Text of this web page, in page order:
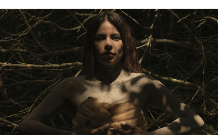
su competitividad mercantil y seguir reforzando
y reinvirtiendo en el tejido cultural.